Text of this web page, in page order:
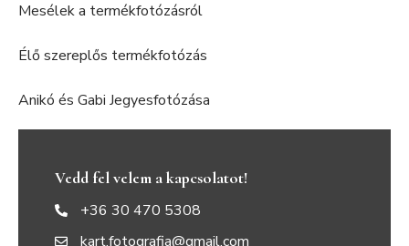
Mesélek a termékfotózásról
Élő szereplős termékfotózás
Anikó és Gabi Jegyesfotózása
Vedd fel velem a kapcsolatot!
+36 30 470 5308
kart.fotografia@gmail.com